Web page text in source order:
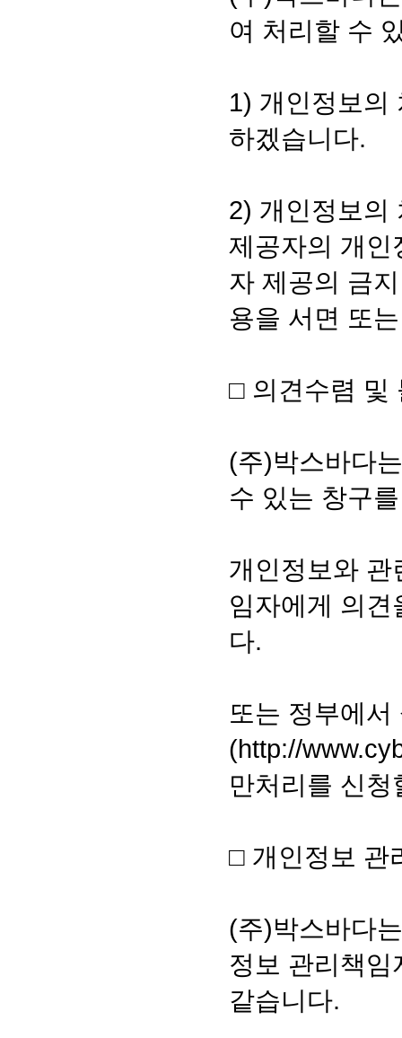
여 처리할 수
1) 개인정보의
하겠습니다.
2) 개인정보의
제공자의 개인
자 제공의 금
용을 서면 또
□ 의견수렴 및
(주)박스바다
수 있는 창구
개인정보와 관
임자에게 의
다.
또는 정부에
(http://
만처리를 신
□ 개인정보 관
(주)박스바다
정보 관리책
같습니다.